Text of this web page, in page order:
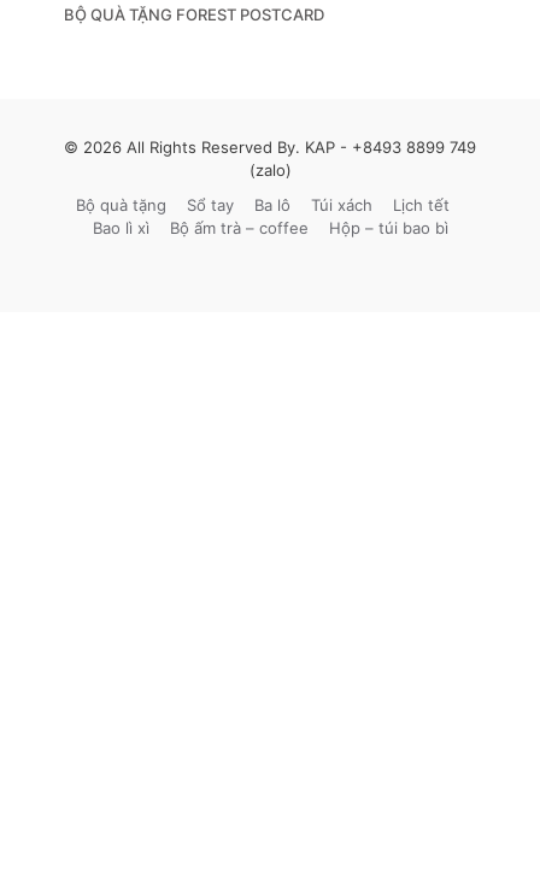
BỘ QUÀ TẶNG FOREST POSTCARD
© 2026 All Rights Reserved By. KAP - +8493 8899 749
(zalo)
Bộ quà tặng
Sổ tay Ba lô Túi xách
Lịch tết
Bao lì xì
Bộ ấm trà – coffee Hộp – túi bao bì